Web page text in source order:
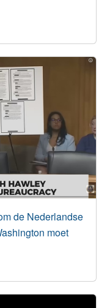
de Nederlandse
moet